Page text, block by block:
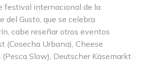
festival internacional de la
del Gusto, que se celebra
cabe reseñar otros eventos
(Cosecha Urbana), Cheese
(Pesca Slow), Deutscher Käsemarkt